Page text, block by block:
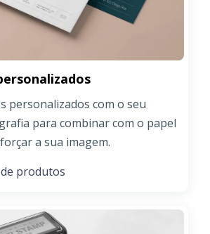
personalizados com o seu
para combinar com o papel
a sua imagem.
produtos